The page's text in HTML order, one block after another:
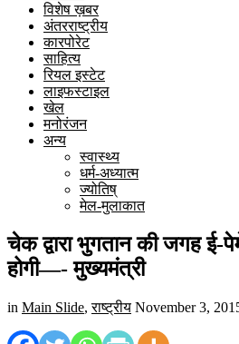
विशेष ख़बर
अंतरराष्ट्रीय
कारपोरेट
साहित्य
रियल इस्टेट
लाइफस्टाइल
खेल
मनोरंजन
अन्य
स्वास्थ्य
धर्म-अध्यात्म
ज्योतिष्
मेल-मुलाकात
चेक द्वारा भुगतान की जगह ई-
होगी—- मुख्यमंत्री
in Main Slide,राष्ट्रीय November 3,